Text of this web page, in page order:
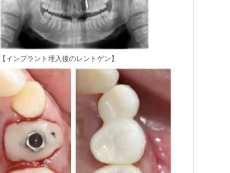
【インプラント埋入後のレントゲン】